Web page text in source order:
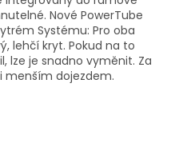
Nové PowerTube
Systému: Pro oba
lehčí kryt. Pokud na to
lze je snadno vyměnit. Za
menším dojezdem.